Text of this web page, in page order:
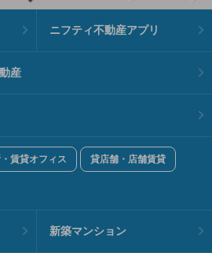
ニフティ不動産アプリ
産
賃貸オフィス 貸店舗・店舗賃貸
新築マンション